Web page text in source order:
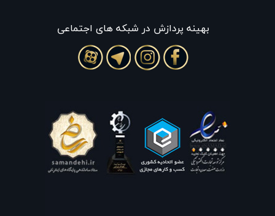
بهينه پردازش در شبکه های اجتماعی